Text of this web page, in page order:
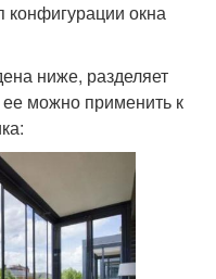
окна
ниже, разделяет
можно применить к